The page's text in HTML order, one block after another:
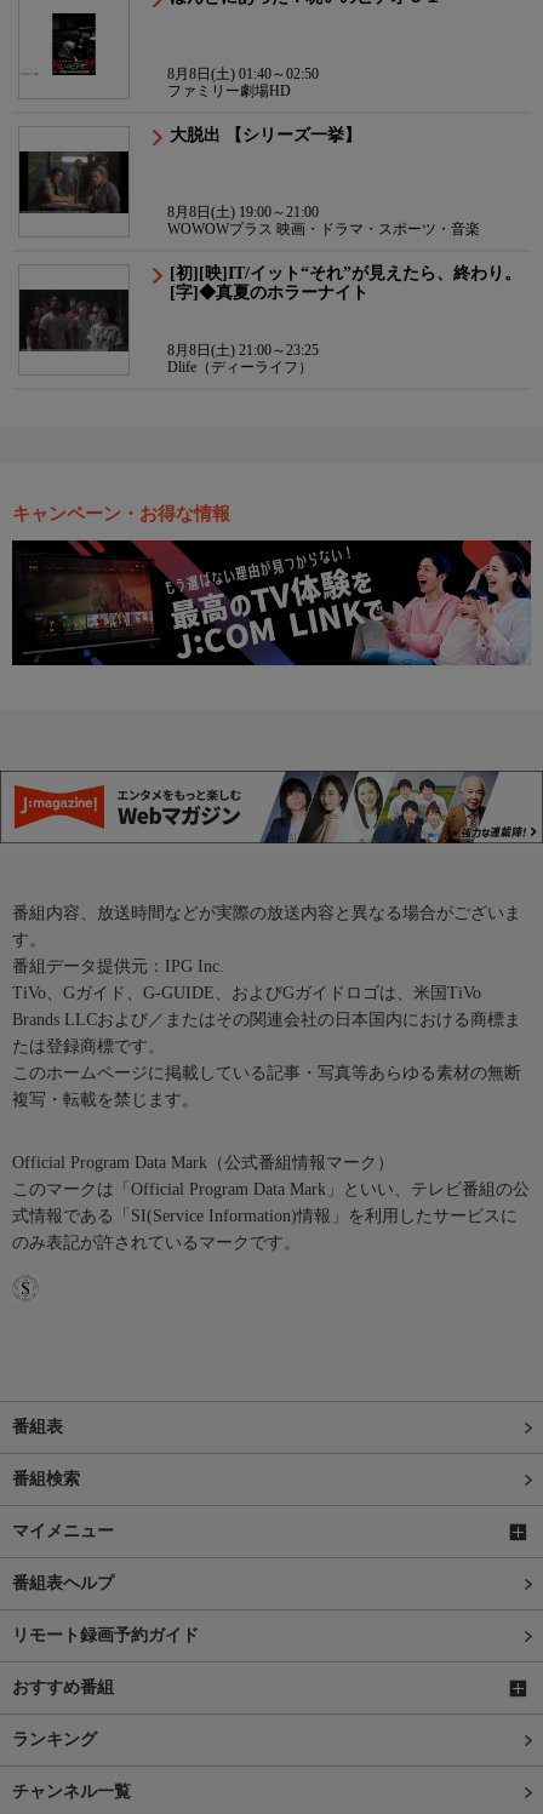
8月8日(土) 01:40～02:50
ファミリー劇場HD
大脱出 【シリーズ一挙】
8月8日(土) 19:00～21:00
WOWOWプラス 映画・ドラマ・スポーツ・音楽
[初][映]IT/イット“それ”が見えたら、終わり。
[字]◆真夏のホラーナイト
8月8日(土) 21:00～23:25
Dlife（ディーライフ）
キャンペーン・お得な情報
番組内容、放送時間などが実際の放送内容と異なる場合がございま
す。
番組データ提供元：IPG Inc.
TiVo、Gガイド、G-GUIDE、およびGガイドロゴは、米国TiVo
Brands LLCおよび／またはその関連会社の日本国内における商標ま
たは登録商標です。
このホームページに掲載している記事・写真等あらゆる素材の無断
複写・転載を禁じます。
Official Program Data Mark（公式番組情報マーク）
このマークは「Official Program Data Mark」といい、テレビ番組の公
式情報である「SI(Service Information)情報」を利用したサービスに
のみ表記が許されているマークです。
番組表
番組検索
マイメニュー
番組表ヘルプ
リモート録画予約ガイド
おすすめ番組
ランキング
チャンネル一覧